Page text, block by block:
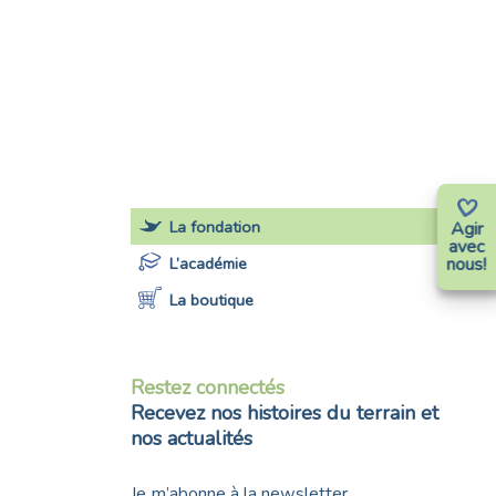
Agir
avec
nous!
La fondation
L’académie
La boutique
Restez connectés
Recevez nos histoires du terrain et
nos actualités